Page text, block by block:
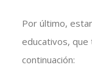
Por último,
educativos,
continuación: